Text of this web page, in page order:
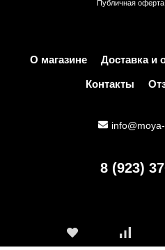
Публичная оферта
О магазине Доставка и
Контакты
8 (923)